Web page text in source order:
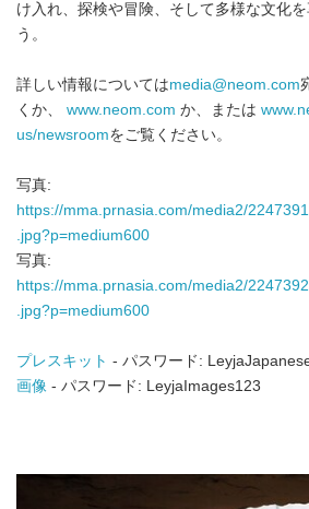
け入れ、探検や冒険、そして多様な文化
う。
詳しい情報についてはmedia@neom.com
くか、 www.neom.com か、または
us/newsroomをご覧ください。
写真:
https://mma.prnasia.com/media2/
.jpg?p=medium600
写真:
https://mma.prnasia.com/media2/
.jpg?p=medium600
プレスキット - パスワード:
画像 - パスワード: LeyjaImages123